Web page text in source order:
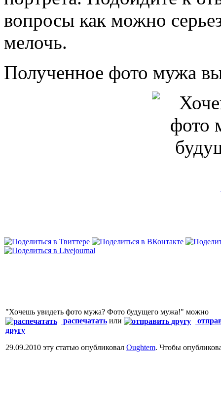
вопросы как можно
мелочь.
Полученное фото мужа
"Хочешь увидеть фото мужа? Фото будущего мужа!" можно
распечатать или
другу
29.09.2010 эту статью опубликовал Oughtem. Чтобы